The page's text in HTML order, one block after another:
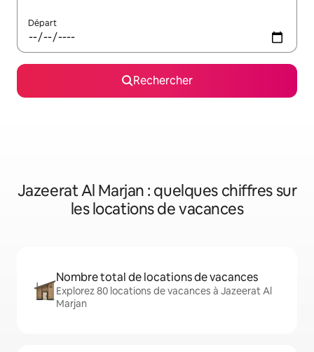
Départ
Rechercher
Jazeerat Al Marjan : quelques chiffres sur
les locations de vacances
Nombre total de locations de vacances
Explorez 80 locations de vacances à Jazeerat Al
Marjan